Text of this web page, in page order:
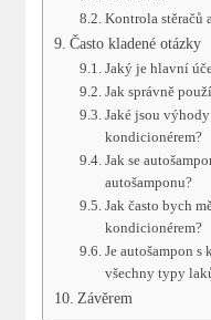
Kontrola stěračů
Často kladené otázky
Jaký je hlavní
Jak správně
Jaké jsou
kondicionérem?
Jak se
autošamponu?
Jak často bych
kondicionérem?
Je autošampon s
všechny typy
Závěrem